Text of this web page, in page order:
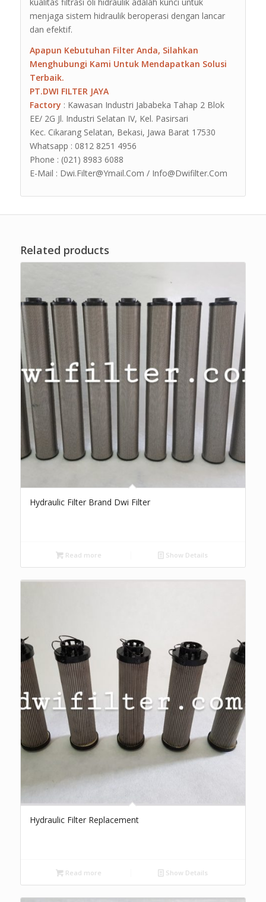
kualitas filtrasi oli hidraulik adalah kunci untuk
menjaga sistem hidraulik beroperasi dengan lancar
dan efektif.
Apapun Kebutuhan Filter Anda, Silahkan
Menghubungi Kami Untuk Mendapatkan Solusi
Terbaik.
PT.DWI FILTER JAYA
Factory : Kawasan Industri Jababeka Tahap 2 Blok
EE/ 2G Jl. Industri Selatan IV, Kel. Pasirsari
Kec. Cikarang Selatan, Bekasi, Jawa Barat 17530
Whatsapp : 0812 8251 4956
Phone : (021) 8983 6088
E-Mail : Dwi.Filter@Ymail.Com / Info@Dwifilter.Com
Related products
Hydraulic Filter Brand Dwi Filter
Read more Show Details
Hydraulic Filter Replacement
Read more Show Details